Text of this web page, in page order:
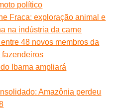
político
Fraca: exploração animal e
na indústria da carne
48 novos membros da
fazendeiros
Ibama ampliará
Amazônia perdeu